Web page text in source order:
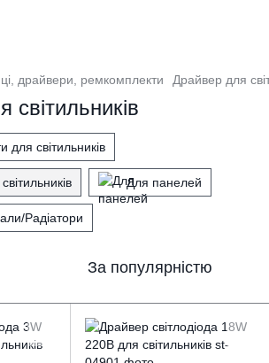
драйвери, ремкомплекти Драйвер для
світильників
для світильників
Для панелей
Радіатори
За популярністю